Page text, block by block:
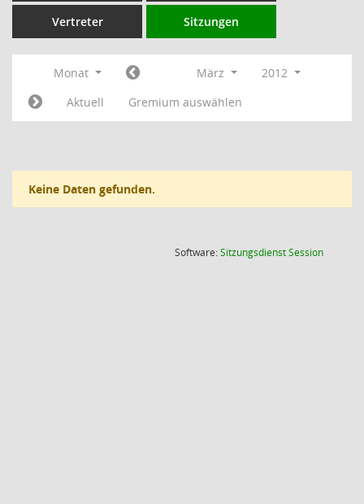
Vertreter Sitzungen
Monat März
2012
Aktuell
Gremium auswählen
Keine Daten gefunden.
Software:SitzungsdienstSession(Wird in